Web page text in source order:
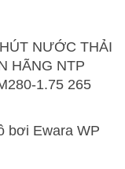
NƯỚC THẢI
HÃNG NTP
1.75 265
bơi Ewara WP